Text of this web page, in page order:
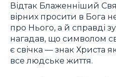
Відтак Блаженніший
вірних просити в Бога
про Нього, а й справді
нагадав, що символом
є свічка — знак Христа
все людське життя.